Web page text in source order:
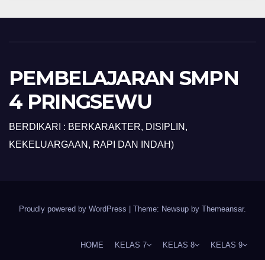
PEMBELAJARAN SMPN
4 PRINGSEWU
BERDIKARI : BERKARAKTER, DISIPLIN,
KEKELUARGAAN, RAPI DAN INDAH)
Proudly powered by WordPress | Theme: Newsup by Themeansar.
HOME KELAS 7 KELAS 8 KELAS 9